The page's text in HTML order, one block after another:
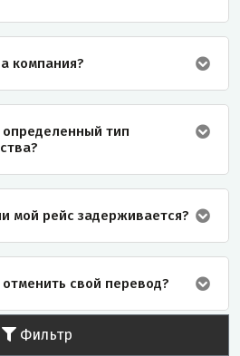
Фильтр
компания?
определенный тип
мой рейс задерживается?
свой перевод?